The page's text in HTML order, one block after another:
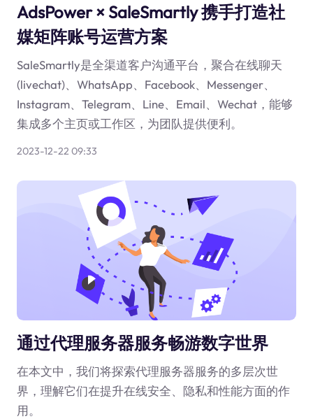
AdsPower × SaleSmartly 携手打造社
媒矩阵账号运营方案
SaleSmartly是全渠道客户沟通平台，聚合在线聊天
(livechat)、WhatsApp、Facebook、Messenger、
Instagram、Telegram、Line、Email、Wechat，能够
集成多个主页或工作区，为团队提供便利。
2023-12-22 09:33
通过代理服务器服务畅游数字世界
在本文中，我们将探索代理服务器服务的多层次世
界，理解它们在提升在线安全、隐私和性能方面的作
用。